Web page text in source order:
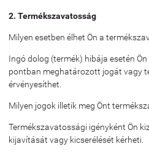
2. Termékszavatosság
Milyen esetben élhet Ön a
Ingó dolog (termék) hibája esetén
pontban meghatározott jogát vagy
érvényesíthet.
Milyen jogok illetik meg Önt
Termékszavatossági igényként Ön
kijavítását vagy kicserélését kérheti.